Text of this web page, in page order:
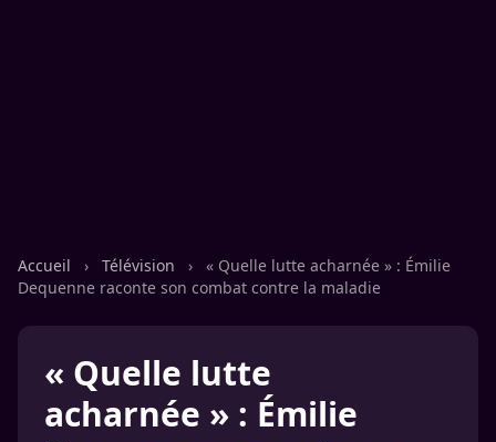
Accueil › Télévision ›
« Quelle lutte acharnée » : Émilie
Dequenne raconte son combat contre la maladie
« Quelle lutte
acharnée » : Émilie